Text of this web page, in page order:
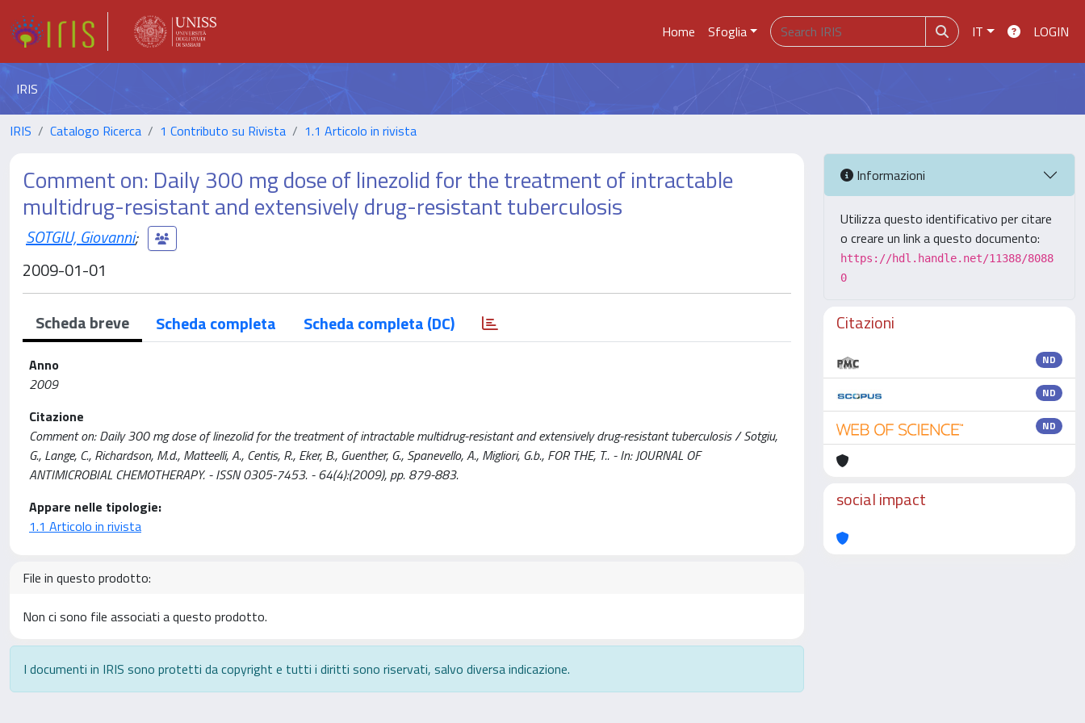
Home Sfoglia IT LOGIN
IRIS
IRIS Catalogo Ricerca 1 Contributo su Rivista 1.1 Articolo in rivista
Comment on: Daily 300 mg dose of linezolid for the treatment of intractable
multidrug-resistant and extensively drug-resistant tuberculosis
SOTGIU, Giovanni;
2009-01-01
Scheda breve Scheda completa Scheda completa (DC)
Anno
2009
Citazione
Comment on: Daily 300 mg dose of linezolid for the treatment of intractable multidrug-resistant and extensively drug-resistant tuberculosis / Sotgiu,
G., Lange, C., Richardson, M.d., Matteelli, A., Centis, R., Eker, B., Guenther, G., Spanevello, A., Migliori, G.b., FOR THE, T.. - In: JOURNAL OF
ANTIMICROBIAL CHEMOTHERAPY. - ISSN 0305-7453. - 64(4):(2009), pp. 879-883.
Appare nelle tipologie:
1.1 Articolo in rivista
File in questo prodotto:
Non ci sono file associati a questo prodotto.
I documenti in IRIS sono protetti da copyright e tutti i diritti sono riservati, salvo diversa indicazione.
Informazioni
Utilizza questo identificativo per citare
o creare un link a questo documento:
https://hdl.handle.net/11388/8088
0
Citazioni
ND
ND
ND
social impact